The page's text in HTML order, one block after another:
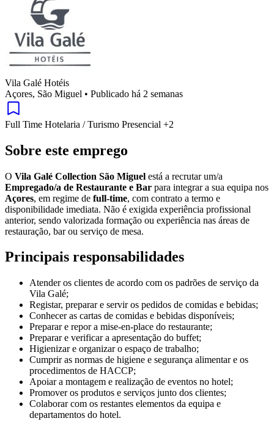
Vila Galé Hotéis
Açores, São Miguel • Publicado há 2 semanas
Full Time Hotelaria / Turismo Presencial +2
Sobre este emprego
O Vila Galé Collection São Miguel está a recrutar um/a
Empregado/a de Restaurante e Bar para integrar a sua equipa nos
Açores, em regime de full-time, com contrato a termo e
disponibilidade imediata. Não é exigida experiência profissional
anterior, sendo valorizada formação ou experiência nas áreas de
restauração, bar ou serviço de mesa.
Principais responsabilidades
Atender os clientes de acordo com os padrões de serviço da
Vila Galé;
Registar, preparar e servir os pedidos de comidas e bebidas;
Conhecer as cartas de comidas e bebidas disponíveis;
Preparar e repor a mise-en-place do restaurante;
Preparar e verificar a apresentação do buffet;
Higienizar e organizar o espaço de trabalho;
Cumprir as normas de higiene e segurança alimentar e os
procedimentos de HACCP;
Apoiar a montagem e realização de eventos no hotel;
Promover os produtos e serviços junto dos clientes;
Colaborar com os restantes elementos da equipa e
departamentos do hotel.